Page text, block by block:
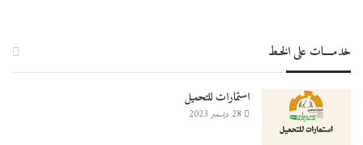
خدمــــات على الخـط
استمارات للتحميل
28 ديسمبر 2023